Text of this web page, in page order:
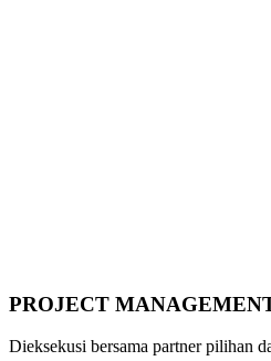
PROJECT
Dieksekusi bersama partner pilihan